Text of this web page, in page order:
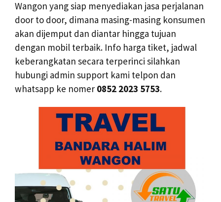
Wangon yang siap menyediakan jasa perjalanan
door to door, dimana masing-masing konsumen
akan dijemput dan diantar hingga tujuan
dengan mobil terbaik. Info harga tiket, jadwal
keberangkatan secara terperinci silahkan
hubungi admin support kami telpon dan
whatsapp ke nomer 0852 2023 5753.